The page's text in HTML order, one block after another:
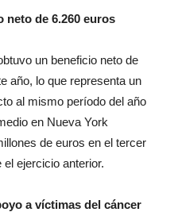
neto de 6.260 euros
un beneficio neto de
año, lo que representa un
al mismo período del año
en Nueva York
de euros en el tercer
ejercicio anterior.
a víctimas del cáncer